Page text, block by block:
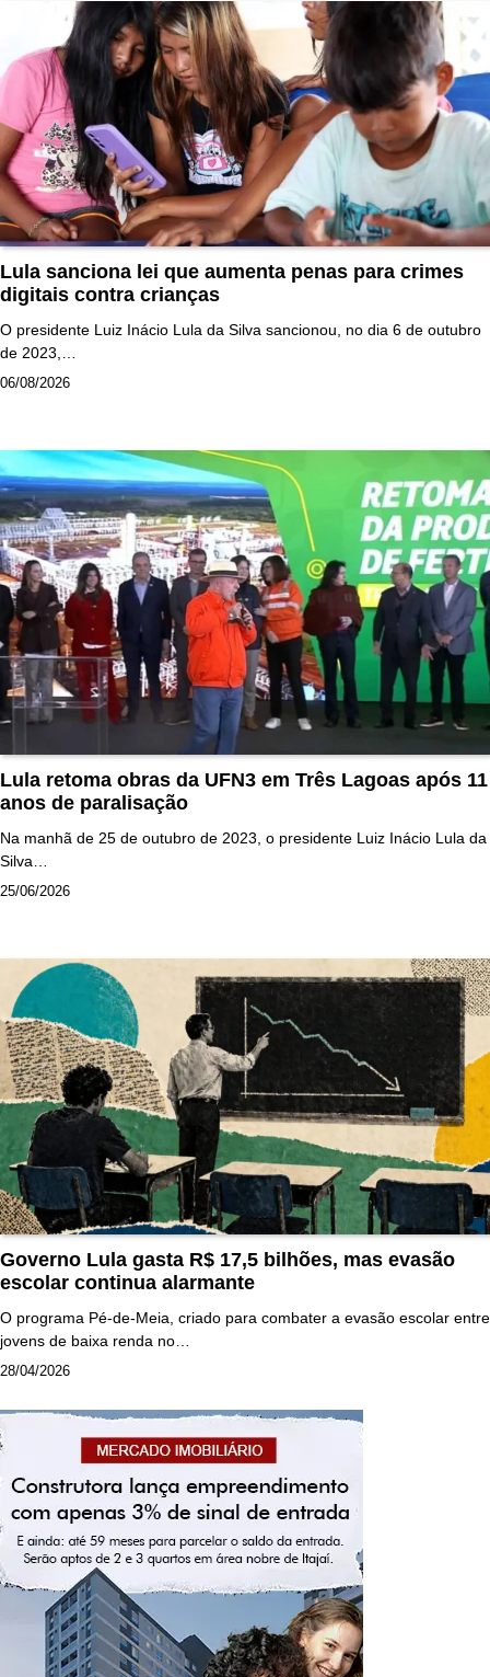
Lula sanciona lei que aumenta penas para crimes
digitais contra crianças
O presidente Luiz Inácio Lula da Silva sancionou, no dia 6 de outubro
de 2023,…
06/08/2026
Lula retoma obras da UFN3 em Três Lagoas após 11
anos de paralisação
Na manhã de 25 de outubro de 2023, o presidente Luiz Inácio Lula da
Silva…
25/06/2026
Governo Lula gasta R$ 17,5 bilhões, mas evasão
escolar continua alarmante
O programa Pé-de-Meia, criado para combater a evasão escolar entre
jovens de baixa renda no…
28/04/2026